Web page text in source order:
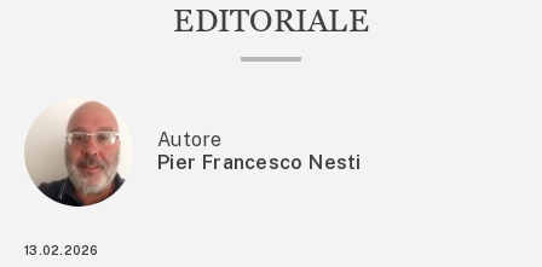
EDITORIALE
Autore
Pier Francesco Nesti
13.02.2026